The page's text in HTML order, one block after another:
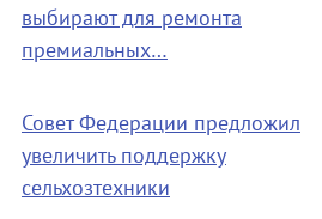
выбирают для ремонта
премиальных…
Совет Федерации предложил
увеличить поддержку
сельхозтехники